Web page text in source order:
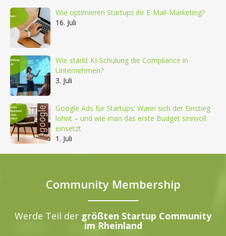
Wie optimieren Startups ihr E-Mail-Marketing?
16. Juli
Wie stärkt KI-Schulung die Compliance in
Unternehmen?
3. Juli
Google Ads für Startups: Wann sich der Einstieg
lohnt – und wie man das erste Budget sinnvoll
einsetzt
1. Juli
Community Membership
Werde Teil der größten Startup Community
im Rheinland